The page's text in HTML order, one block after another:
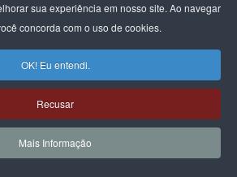
sua experiência em nosso site. Ao navegar
concorda com o uso de cookies.
OK! Eu entendi.
Recusar
Mais Informação